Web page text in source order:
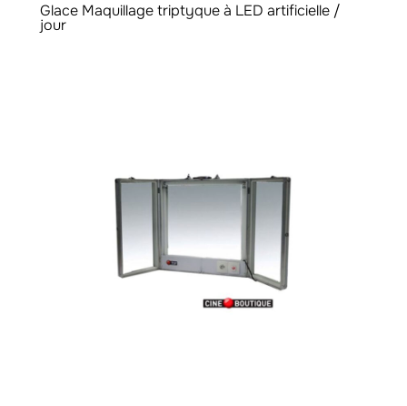
Glace Maquillage triptyque à LED artificielle /
jour